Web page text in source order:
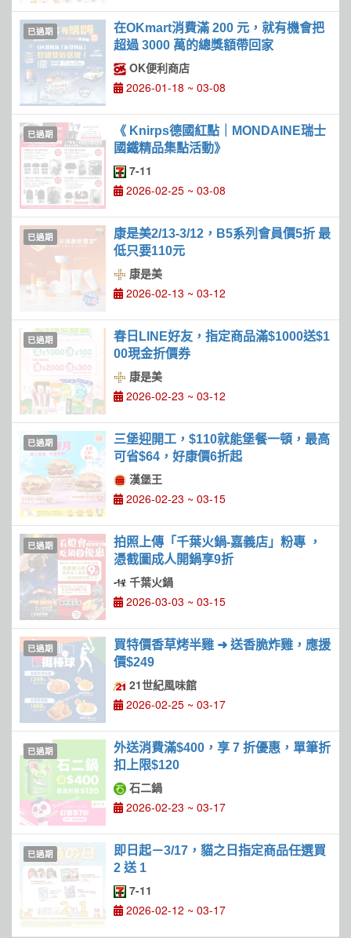
已過期
在OKmart消費滿 200 元，就有機會把
超過 3000 萬的總獎額帶回家
OK便利商店
2026-01-18 ~ 03-08
已過期
《 Knirps德國紅點｜MONDAINE瑞士
國鐵精品集點活動》
7-11
2026-02-25 ~ 03-08
已過期
康是美2/13-3/12，B5系列會員價5折 最
低只要110元
康是美
2026-02-13 ~ 03-12
已過期
春日LINE好友，指定商品滿$1000送$1
00現金折價券
康是美
2026-02-23 ~ 03-12
已過期
三堡迎開工，$110就能堡餐一頓，最高
可省$64，好康價6折起
漢堡王
2026-02-23 ~ 03-15
已過期
拍照上傳「千葉火鍋-嘉義店」粉專 ，
憑截圖成人開鍋享9折
千葉火鍋
2026-03-03 ~ 03-15
已過期
買特價香草烤半雞 ➜ 送香脆炸雞，應援
價$249
21世紀風味館
2026-02-25 ~ 03-17
已過期
外送消費滿$400，享 7 折優惠，單筆折
扣上限$120
石二鍋
2026-02-23 ~ 03-17
已過期
即日起－3/17，貓之日指定商品任選買
2 送 1
7-11
2026-02-12 ~ 03-17